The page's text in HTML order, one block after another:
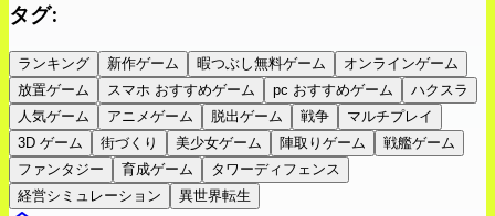
タグ:
ランキング 新作ゲーム 暇つぶし無料ゲーム
オンラインゲーム
放置ゲーム
スマホ おすすめゲーム pc おすすめゲーム
ハクスラ
人気ゲーム
アニメゲーム 脱出ゲーム 戦争
マルチプレイ
3D ゲーム
街づくり 美少女ゲーム 陣取りゲーム
戦艦ゲーム
ファンタジー
育成ゲーム
タワーディフェンス
経営シミュレーション
異世界転生